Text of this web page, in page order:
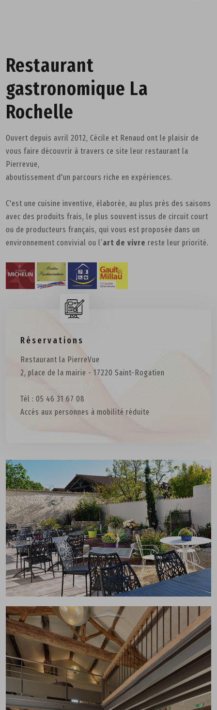
Restaurant
gastronomique La
Rochelle
Ouvert depuis avril 2012, Cécile et Renaud ont le plaisir de
vous faire découvrir à travers ce site leur restaurant la
Pierrevue,
aboutissement d'un parcours riche en expériences.
C'est une cuisine inventive, élaborée, au plus près des saisons
avec des produits frais, le plus souvent issus de circuit court
ou de producteurs français, qui vous est proposée dans un
environnement convivial ou l’art de vivre reste leur priorité.
Réservations
Restaurant la PierreVue
2, place de la mairie - 17220 Saint-Rogatien
Tél : 05 46 31 67 08
Accés aux personnes à mobilité réduite